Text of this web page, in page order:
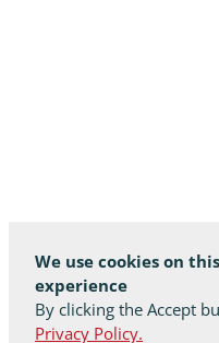
We use cookies on
experience
By clicking the Accept
Privacy Policy.